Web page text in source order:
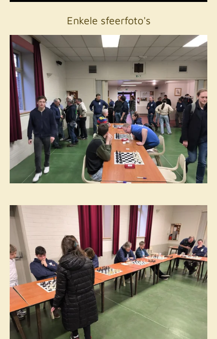
Enkele sfeerfoto's